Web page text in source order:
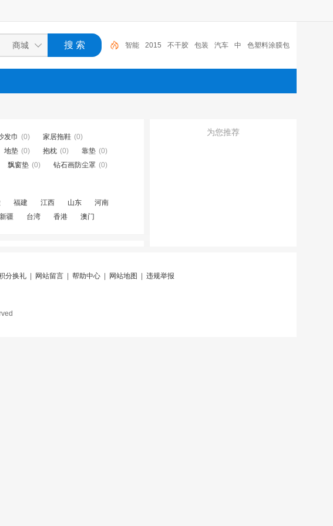
智能 2015 不干胶 包装 汽车 中 色塑料涂膜包
装条 深圳市 广东 布料
发巾 (0) 家居拖鞋 (0)
地垫 (0) 抱枕 (0) 靠垫 (0)
飘窗垫 (0) 钻石画防尘罩 (0)
福建 江西 山东
河南
新疆 台湾 香港 澳门
为您推荐
分换礼 网站留言 帮助中心 网站地图 违规举报